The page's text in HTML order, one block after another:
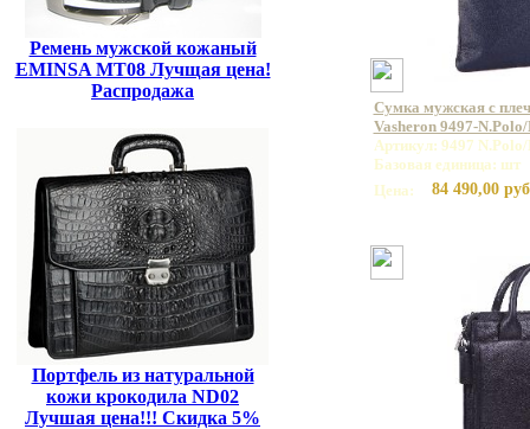
Ремень мужской кожаный
EMINSA MT08 Лучщая цена!
Распродажа
Портфель из натуральной
кожи крокодила ND02
Лучшая цена!!! Скидка 5%
Сумка мужская с
Vasheron 9497-
Артикул: 9497
Базовая единица: шт
Цена:
84 490,00